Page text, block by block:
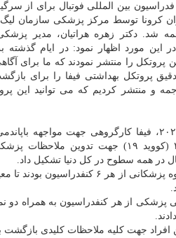
بین المللی فوتبال برای از
کرونا توسط مرکز پزشکی سازمان لیگ
شد. دکتر زهره هراتیان، مدیر
در این مورد اظهار نمود: در ایام گذشته
پروتکل را منتشر نمودند که ما برای
پروتکل بهداشتی فیفا را برای
و منتشر کردیم که می توانید این
در۱۶ آپریل ۲۰۲۰، فیفا کارگروهی جهت مواجهه
ویروس ۲۰۱۹ (کووید ۱۹) جهت تدوین
در همه سطوح در کل دنیا تشکیل داد.
اعضای کارگروه پزشکانی از
پزشکی از هر کنفدراسیون به همراه
افراد جهت کلیه ملاحظات کلیدی بازگشت